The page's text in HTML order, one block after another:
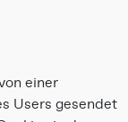
einer
Users gesendet